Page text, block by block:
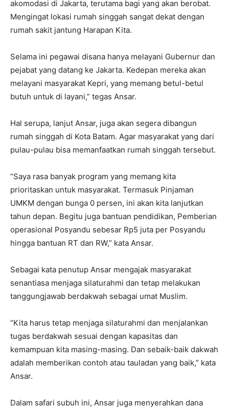
akomodasi di Jakarta, terutama bagi yang akan berobat.
Mengingat lokasi rumah singgah sangat dekat dengan
rumah sakit jantung Harapan Kita.
Selama ini pegawai disana hanya melayani Gubernur dan
pejabat yang datang ke Jakarta. Kedepan mereka akan
melayani masyarakat Kepri, yang memang betul-betul
butuh untuk di layani,” tegas Ansar.
Hal serupa, lanjut Ansar, juga akan segera dibangun
rumah singgah di Kota Batam. Agar masyarakat yang dari
pulau-pulau bisa memanfaatkan rumah singgah tersebut.
“Saya rasa banyak program yang memang kita
prioritaskan untuk masyarakat. Termasuk Pinjaman
UMKM dengan bunga 0 persen, ini akan kita lanjutkan
tahun depan. Begitu juga bantuan pendidikan, Pemberian
operasional Posyandu sebesar Rp5 juta per Posyandu
hingga bantuan RT dan RW,” kata Ansar.
Sebagai kata penutup Ansar mengajak masyarakat
senantiasa menjaga silaturahmi dan tetap melakukan
tanggungjawab berdakwah sebagai umat Muslim.
“Kita harus tetap menjaga silaturahmi dan menjalankan
tugas berdakwah sesuai dengan kapasitas dan
kemampuan kita masing-masing. Dan sebaik-baik dakwah
adalah memberikan contoh atau tauladan yang baik,” kata
Ansar.
Dalam safari subuh ini, Ansar juga menyerahkan dana